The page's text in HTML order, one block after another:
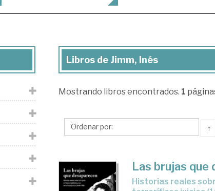
Libros
Jimm,
Libros de Jimm, Inés
Mostrando libros encontrados. 1
↑
Las brujas que
historias reales sobre la brujería en Nueva Inglaterra y sus